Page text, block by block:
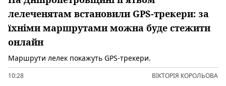
лелеченятам встановили GPS-трекери: за
їхніми маршрутами можна буде стежити
онлайн
Маршрути лелек покажуть GPS-трекери.
10:28 ВІКТОРІЯ КОРОЛЬОВА